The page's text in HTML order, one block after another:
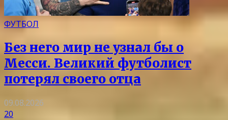
ФУТБОЛ
Без него мир не узнал бы о
Месси. Великий футболист
потерял своего отца
09.08.2026
20